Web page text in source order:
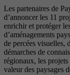
Les partenaires de
d’annoncer les 11
enrichir et protéger
d’aménagements
de percées visuelles,
démarches de
régionaux, les
valeur des paysages